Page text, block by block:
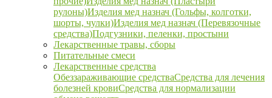
рулоны)Изделия мед назнач (Гольфы, колготки,
шорты, чулки)Изделия мед назнач (Перевязочные
средства)Подгузники, пеленки, простыни
Лекарственные травы, сборы
Питательные смеси
Лекарственные средства
Обеззараживающие средстваСредства для лечения
болезней кровиСредства для нормализации